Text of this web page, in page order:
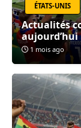
ÉTATS-UNIS
Actualités
aujourd’hui
1 mois ago